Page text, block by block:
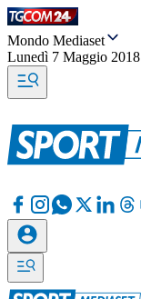
Mondo Mediaset
Lunedì 7 Maggio 2018